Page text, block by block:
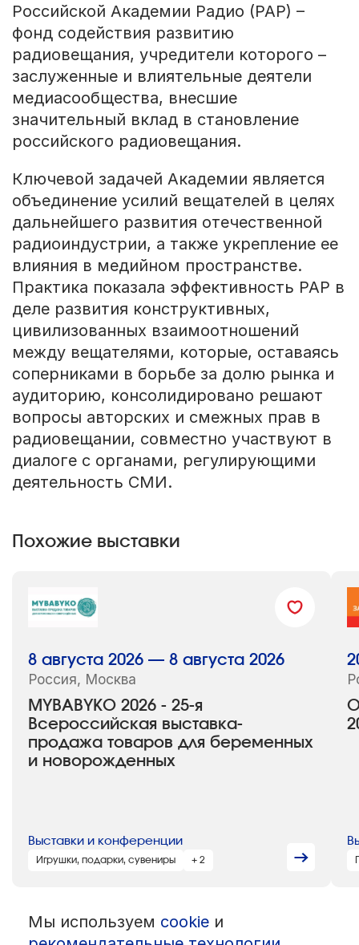
Российской Академии Радио (РАР) –
фонд содействия развитию
радиовещания, учредители которого –
заслуженные и влиятельные деятели
медиасообщества, внесшие
значительный вклад в становление
российского радиовещания.
Ключевой задачей Академии является
объединение усилий вещателей в целях
дальнейшего развития отечественной
радиоиндустрии, а также укрепление ее
влияния в медийном пространстве.
Практика показала эффективность РАР в
деле развития конструктивных,
цивилизованных взаимоотношений
между вещателями, которые, оставаясь
соперниками в борьбе за долю рынка и
аудиторию, консолидировано решают
вопросы авторских и смежных прав в
радиовещании, совместно участвуют в
диалоге с органами, регулирующими
деятельность СМИ.
Похожие выставки
MYBABYKO 2026 - 25-я
Всероссийская выставка-
продажа товаров для беременных
и новорожденных
8 августа 2026 — 8 августа 2026
Россия, Москва
Выставки и конференции
Игрушки, подарки, сувениры + 2
© 1992 — 2026 ООО «НЕГУС ЭКСПО Интернэшнл»
Все права защищены. Использование материалов возможно только
Мы используем cookieи